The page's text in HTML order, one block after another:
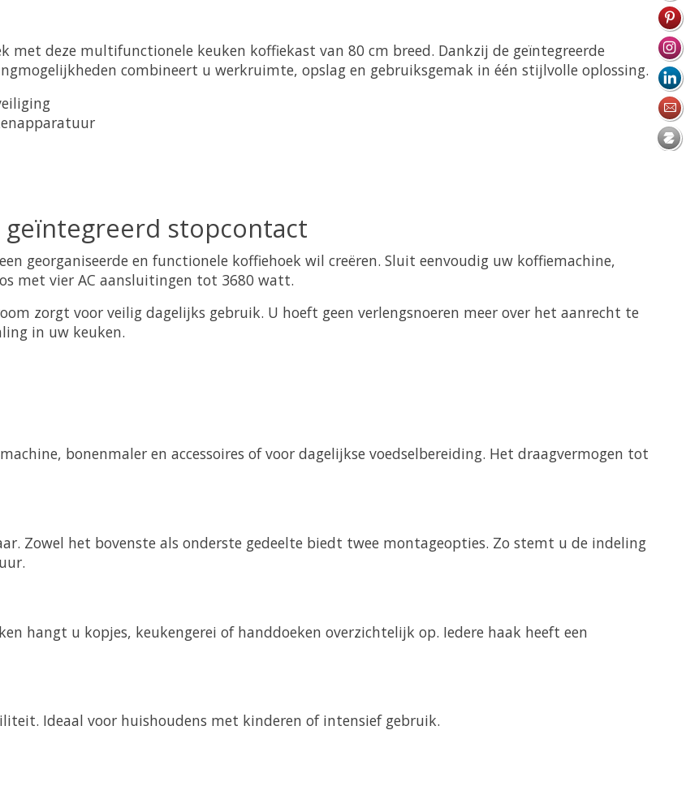
met deze multifunctionele keuken koffiekast van 80 cm breed. Dankzij de geïntegreerde
combineert u werkruimte, opslag en gebruiksgemak in één stijlvolle oplossing.
stopcontact
georganiseerde en functionele koffiehoek wil creëren. Sluit eenvoudig uw koffiemachine,
met vier AC aansluitingen tot 3680 watt.
zorgt voor veilig dagelijks gebruik. U hoeft geen verlengsnoeren meer over het aanrecht te
in uw keuken.
bonenmaler en accessoires of voor dagelijkse voedselbereiding. Het draagvermogen tot
Zowel het bovenste als onderste gedeelte biedt twee montageopties. Zo stemt u de indeling
hangt u kopjes, keukengerei of handdoeken overzichtelijk op. Iedere haak heeft een
Ideaal voor huishoudens met kinderen of intensief gebruik.